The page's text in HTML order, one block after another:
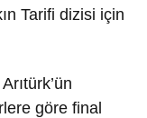
Tarifi dizisi için
göre final